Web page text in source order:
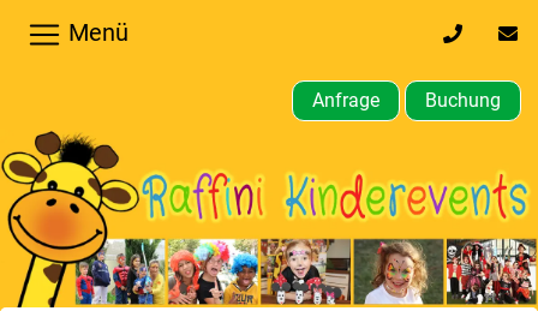
Home
Hochzeiten,
Privatfeier
Firmenfeier
0170
64
610
Menü
Anfrage Buchung